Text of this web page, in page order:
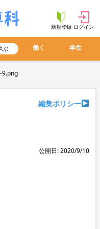
新規登録 ログイン
ぶ 働く 学生
9.png
編集ポリシー
公開日: 2020/9/10